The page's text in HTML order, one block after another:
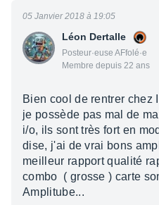
Léon Dertalle
Posteur·euse AFfolé·e
Membre depuis 22 ans
05 Janvier 2018 à 19:05
Bien cool de rentrer chez
je possède pas mal de
i/o, ils sont très fort en
dise, j'ai de vrai bons
meilleur rapport qualité
combo ( grosse ) carte
Amplitube...